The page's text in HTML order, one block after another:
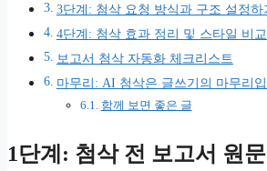
3단계: 첨삭 요청 방식과 구조 설정하
4단계: 첨삭 효과 정리 및 스타일 비
보고서 첨삭 자동화 체크리스트
마무리: AI 첨삭은 글쓰기의 마무리
함께 보면 좋은 글
1단계: 첨삭 전 보고서 원문